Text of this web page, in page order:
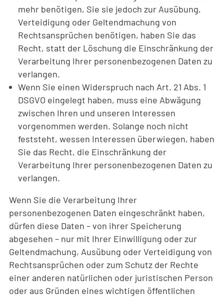
mehr benötigen, Sie sie jedoch zur Ausübung,
Verteidigung oder Geltendmachung von
Rechtsansprüchen benötigen, haben Sie das
Recht, statt der Löschung die Einschränkung der
Verarbeitung Ihrer personenbezogenen Daten zu
verlangen.
Wenn Sie einen Widerspruch nach Art. 21 Abs. 1
DSGVO eingelegt haben, muss eine Abwägung
zwischen Ihren und unseren Interessen
vorgenommen werden. Solange noch nicht
feststeht, wessen Interessen überwiegen, haben
Sie das Recht, die Einschränkung der
Verarbeitung Ihrer personenbezogenen Daten zu
verlangen.
Wenn Sie die Verarbeitung Ihrer
personenbezogenen Daten eingeschränkt haben,
dürfen diese Daten – von ihrer Speicherung
abgesehen – nur mit Ihrer Einwilligung oder zur
Geltendmachung, Ausübung oder Verteidigung von
Rechtsansprüchen oder zum Schutz der Rechte
einer anderen natürlichen oder juristischen Person
oder aus Gründen eines wichtigen öffentlichen